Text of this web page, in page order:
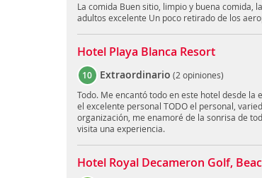
La comida Buen sitio, limpio y buena comida,
adultos excelente Un poco retirado de los
Hotel Playa Blanca Resort
10 Extraordinario (2 opiniones)
Todo. Me encantó todo en este hotel desde la
el excelente personal TODO el personal,
organización, me enamoré de la sonrisa de
visita una experiencia.
Hotel Royal Decameron Golf,